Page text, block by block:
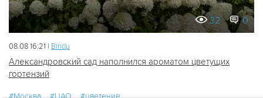
32 0
08.08 16:21 | Bindu
Александровский сад наполнился ароматом цветущих
гортензий
#Москва #ЦАО #цветение